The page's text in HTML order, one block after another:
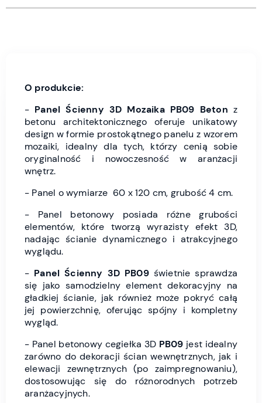
O produkcie:
- Panel Ścienny 3D Mozaika PB09 Beton z
betonu architektonicznego oferuje unikatowy
design w formie prostokątnego panelu z wzorem
mozaiki, idealny dla tych, którzy cenią sobie
oryginalność i nowoczesność w aranżacji
wnętrz.
- Panel o wymiarze 60 x 120 cm, grubość 4 cm.
- Panel betonowy posiada różne grubości
elementów, które tworzą wyrazisty efekt 3D,
nadając ścianie dynamicznego i atrakcyjnego
wyglądu.
- Panel Ścienny 3D PB09 świetnie sprawdza
się jako samodzielny element dekoracyjny na
gładkiej ścianie, jak również może pokryć całą
jej powierzchnię, oferując spójny i kompletny
wygląd.
- Panel betonowy cegiełka 3D PB09 jest idealny
zarówno do dekoracji ścian wewnętrznych, jak i
elewacji zewnętrznych (po zaimpregnowaniu),
dostosowując się do różnorodnych potrzeb
aranżacyjnych.